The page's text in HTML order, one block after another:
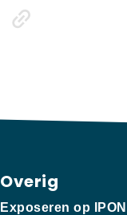
Overig
Exposeren op IPON